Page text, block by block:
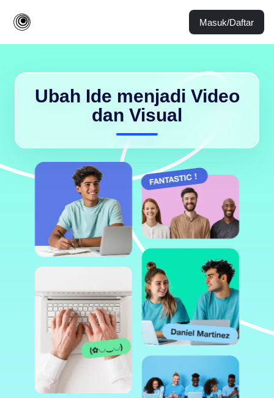
Masuk/Daftar
Ubah Ide menjadi Video
dan Visual